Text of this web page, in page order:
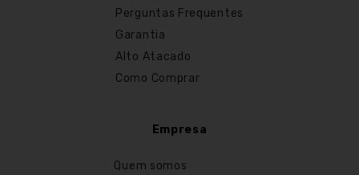
Perguntas Frequentes
Garantia
Alto Atacado
Como Comprar
Empresa
Quem somos